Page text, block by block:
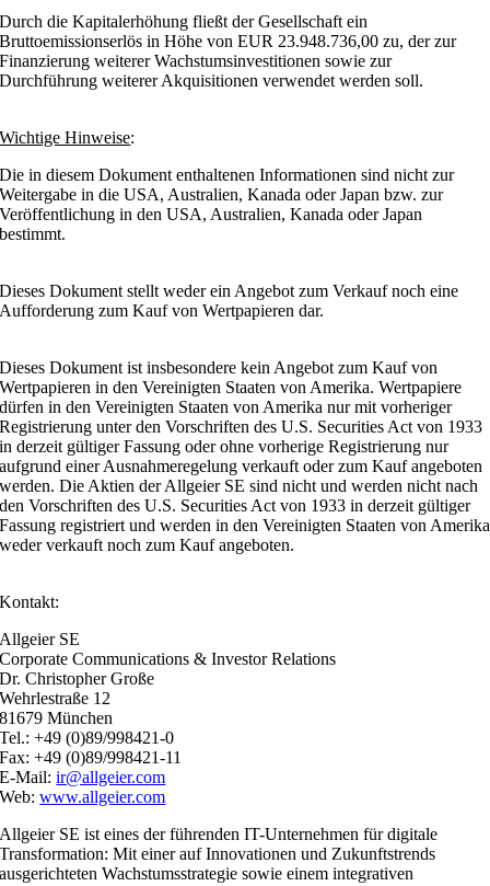
Durch die Kapitalerhöhung fließt der Gesellschaft ein
Bruttoemissionserlös in Höhe von EUR 23.948.736,00 zu, der zur
Finanzierung weiterer Wachstumsinvestitionen sowie zur
Durchführung weiterer Akquisitionen verwendet werden soll.
Wichtige Hinweise:
Die in diesem Dokument enthaltenen Informationen sind nicht zur
Weitergabe in die USA, Australien, Kanada oder Japan bzw. zur
Veröffentlichung in den USA, Australien, Kanada oder Japan
bestimmt.
Dieses Dokument stellt weder ein Angebot zum Verkauf noch eine
Aufforderung zum Kauf von Wertpapieren dar.
Dieses Dokument ist insbesondere kein Angebot zum Kauf von
Wertpapieren in den Vereinigten Staaten von Amerika. Wertpapiere
dürfen in den Vereinigten Staaten von Amerika nur mit vorheriger
Registrierung unter den Vorschriften des U.S. Securities Act von 1933
in derzeit gültiger Fassung oder ohne vorherige Registrierung nur
aufgrund einer Ausnahmeregelung verkauft oder zum Kauf angeboten
werden. Die Aktien der Allgeier SE sind nicht und werden nicht nach
den Vorschriften des U.S. Securities Act von 1933 in derzeit gültiger
Fassung registriert und werden in den Vereinigten Staaten von Amerika
weder verkauft noch zum Kauf angeboten.
Kontakt:
Allgeier SE
Corporate Communications & Investor Relations
Dr. Christopher Große
Wehrlestraße 12
81679 München
Tel.: +49 (0)89/998421-0
Fax: +49 (0)89/998421-11
E-Mail:ir@allgeier.com
Web:www.allgeier.com
Allgeier SE ist eines der führenden IT-Unternehmen für digitale
Transformation: Mit einer auf Innovationen und Zukunftstrends
ausgerichteten Wachstumsstrategie sowie einem integrativen